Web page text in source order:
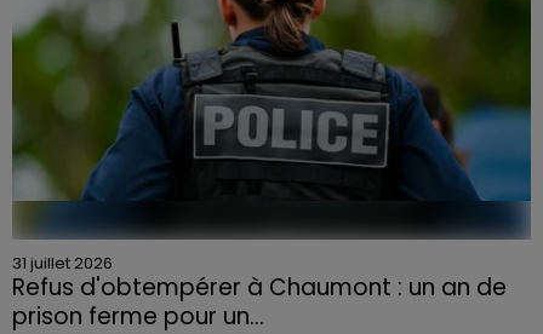
31 juillet 2026
Refus d'obtempérer à Chaumont : un an de
prison ferme pour un...